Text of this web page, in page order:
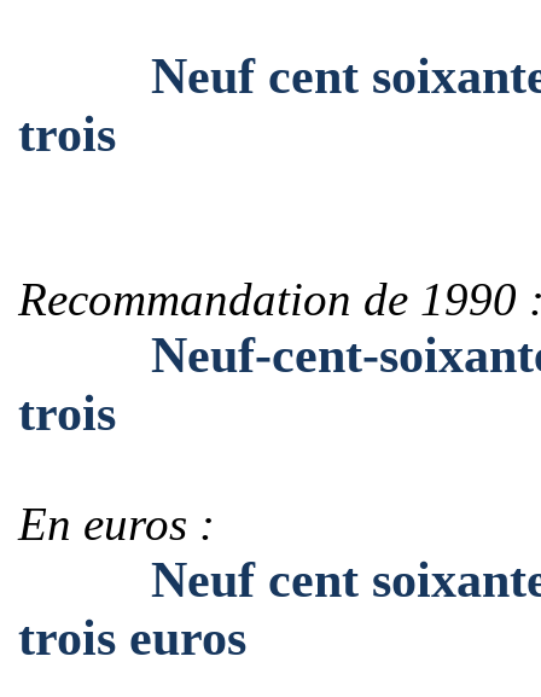
Neuf cent
trois
Recommandation de 1990
Neuf-cent-
trois
En euros :
Neuf cent
trois euros